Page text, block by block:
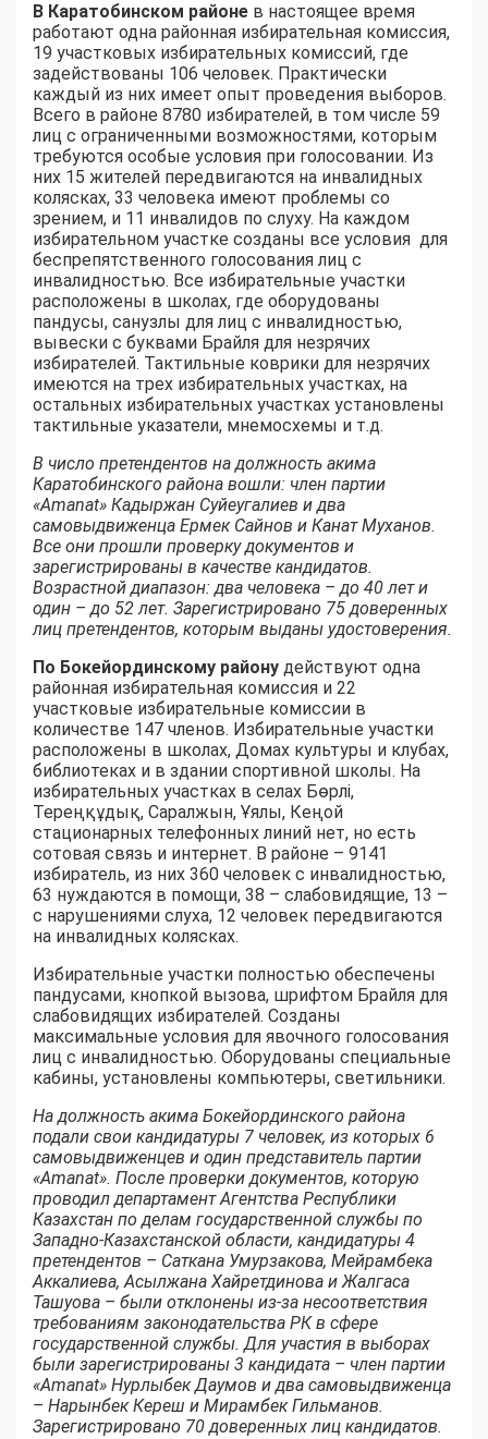
В Каратобинском районе в настоящее время
работают одна районная избирательная комиссия,
19 участковых избирательных комиссий, где
задействованы 106 человек. Практически
каждый из них имеет опыт проведения выборов.
Всего в районе 8780 избирателей, в том числе 59
лиц с ограниченными возможностями, которым
требуются особые условия при голосовании. Из
них 15 жителей передвигаются на инвалидных
колясках, 33 человека имеют проблемы со
зрением, и 11 инвалидов по слуху. На каждом
избирательном участке созданы все условия для
беспрепятственного голосования лиц с
инвалидностью. Все избирательные участки
расположены в школах, где оборудованы
пандусы, санузлы для лиц с инвалидностью,
вывески с буквами Брайля для незрячих
избирателей. Тактильные коврики для незрячих
имеются на трех избирательных участках, на
остальных избирательных участках установлены
тактильные указатели, мнемосхемы и т.д.
В число претендентов на должность акима
Каратобинского района вошли: член партии
«Amanat» Кадыржан Суйеугалиев и два
самовыдвиженца Ермек Сайнов и Канат Муханов.
Все они прошли проверку документов и
зарегистрированы в качестве кандидатов.
Возрастной диапазон: два человека – до 40 лет и
один – до 52 лет. Зарегистрировано 75 доверенных
лиц претендентов, которым выданы удостоверения.
По Бокейординскому району действуют одна
районная избирательная комиссия и 22
участковые избирательные комиссии в
количестве 147 членов. Избирательные участки
расположены в школах, Домах культуры и клубах,
библиотеках и в здании спортивной школы. На
избирательных участках в селах Бөрлі,
Тереңқұдық, Саралжын, Ұялы, Кеңой
стационарных телефонных линий нет, но есть
сотовая связь и интернет. В районе – 9141
избиратель, из них 360 человек с инвалидностью,
63 нуждаются в помощи, 38 – слабовидящие, 13 –
с нарушениями слуха, 12 человек передвигаются
на инвалидных колясках.
Избирательные участки полностью обеспечены
пандусами, кнопкой вызова, шрифтом Брайля для
слабовидящих избирателей. Созданы
максимальные условия для явочного голосования
лиц с инвалидностью. Оборудованы специальные
кабины, установлены компьютеры, светильники.
На должность акима Бокейординского района
подали свои кандидатуры 7 человек, из которых 6
самовыдвиженцев и один представитель партии
«Amanat». После проверки документов, которую
проводил департамент Агентства Республики
Казахстан по делам государственной службы по
Западно-Казахстанской области, кандидатуры 4
претендентов – Саткана Умурзакова, Мейрамбека
Аккалиева, Асылжана Хайретдинова и Жалгаса
Ташуова – были отклонены из-за несоответствия
требованиям законодательства РК в сфере
государственной службы. Для участия в выборах
были зарегистрированы 3 кандидата – член партии
«Amanat» Нурлыбек Даумов и два самовыдвиженца
– Нарынбек Кереш и Мирамбек Гильманов.
Зарегистрировано 70 доверенных лиц кандидатов.